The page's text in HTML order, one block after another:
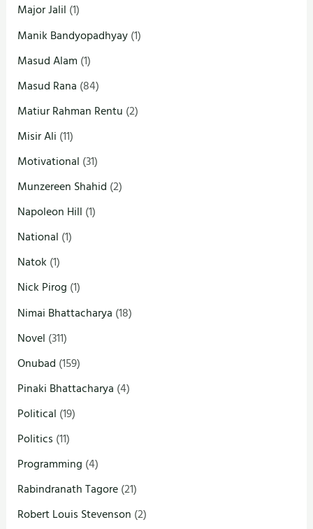
Major Jalil (1)
Manik Bandyopadhyay(1)
Masud Alam (1)
Masud Rana (84)
Matiur Rahman Rentu (2)
Misir Ali (11)
Motivational (31)
Munzereen Shahid (2)
Napoleon Hill (1)
National (1)
Natok (1)
Nick Pirog (1)
Nimai Bhattacharya (18)
Novel (311)
Onubad (159)
Pinaki Bhattacharya (4)
Political (19)
Politics (11)
Programming (4)
Rabindranath Tagore(21)
Robert Louis Stevenson (2)